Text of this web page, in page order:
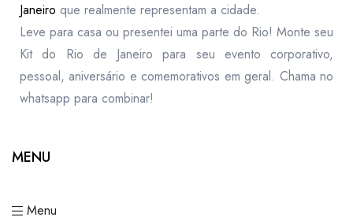
Janeiro que realmente representam a cidade.
Leve para casa ou presentei uma parte do Rio! Monte seu
Kit do Rio de Janeiro para seu evento corporativo,
pessoal, aniversário e comemorativos em geral. Chama no
whatsapp para combinar!
MENU
Menu